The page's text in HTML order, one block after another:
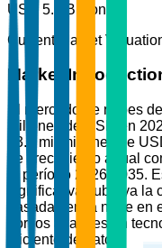
USD 5.3 Billion
Current Market
Market
El mercado de nubes
millones de USD en
13.7 mil millones de
de crecimiento anual
el período 2026-2035.
significativa subraya
basadas en la nube
por los avances en
eficiente de datos.